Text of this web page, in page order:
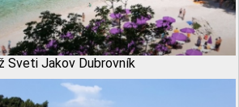
Sveti Jakov Dubrovník